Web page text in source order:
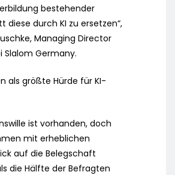
bestehender
diese durch KI zu ersetzen“,
Managing Director
Germany.
als größte Hürde für KI-
ist vorhanden, doch
mit erheblichen
auf die Belegschaft
die Hälfte der Befragten